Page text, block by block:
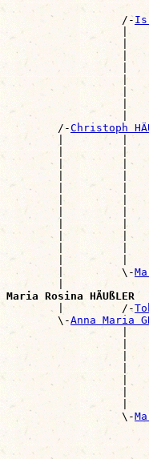
                  /-
|
|
|
|
|
|
|
|
        /-
Christoph
|         |
|         |
|         |
|         |
|         |
|         |
|         |
|         |
|         |
|         |
|         |
        |         \-
|
Maria Rosina HÄUßLER
|         /-
        \-
Anna Maria
|
|
|
|
|
|
|
                  \-